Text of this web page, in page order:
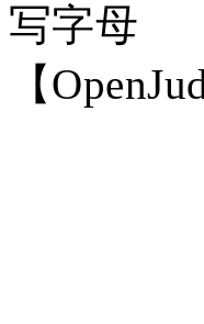
写字母
【